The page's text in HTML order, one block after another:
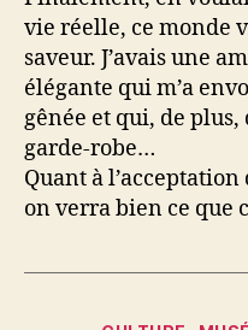
vie réelle, ce monde
saveur. J’avais une
élégante qui m’a
gênée et qui, de
garde-robe…
Quant à
on verra bien ce que